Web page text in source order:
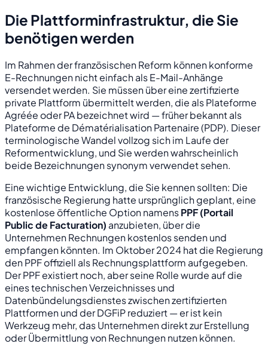
Die Plattforminfrastruktur, die Sie
benötigen werden
Im Rahmen der französischen Reform können konforme
E-Rechnungen nicht einfach als E-Mail-Anhänge
versendet werden. Sie müssen über eine zertifizierte
private Plattform übermittelt werden, die als Plateforme
Agréée oder PA bezeichnet wird — früher bekannt als
Plateforme de Dématérialisation Partenaire (PDP). Dieser
terminologische Wandel vollzog sich im Laufe der
Reformentwicklung, und Sie werden wahrscheinlich
beide Bezeichnungen synonym verwendet sehen.
Eine wichtige Entwicklung, die Sie kennen sollten: Die
französische Regierung hatte ursprünglich geplant, eine
kostenlose öffentliche Option namensPPF (Portail
Public de Facturation) anzubieten, über die
Unternehmen Rechnungen kostenlos senden und
empfangen könnten. Im Oktober 2024 hat die Regierung
den PPF offiziell als Rechnungsplattform aufgegeben.
Der PPF existiert noch, aber seine Rolle wurde auf die
eines technischen Verzeichnisses und
Datenbündelungsdienstes zwischen zertifizierten
Plattformen und der DGFiP reduziert — er ist kein
Werkzeug mehr, das Unternehmen direkt zur Erstellung
oder Übermittlung von Rechnungen nutzen können.